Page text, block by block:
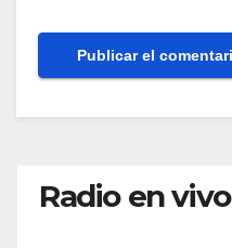
Radio en vivo